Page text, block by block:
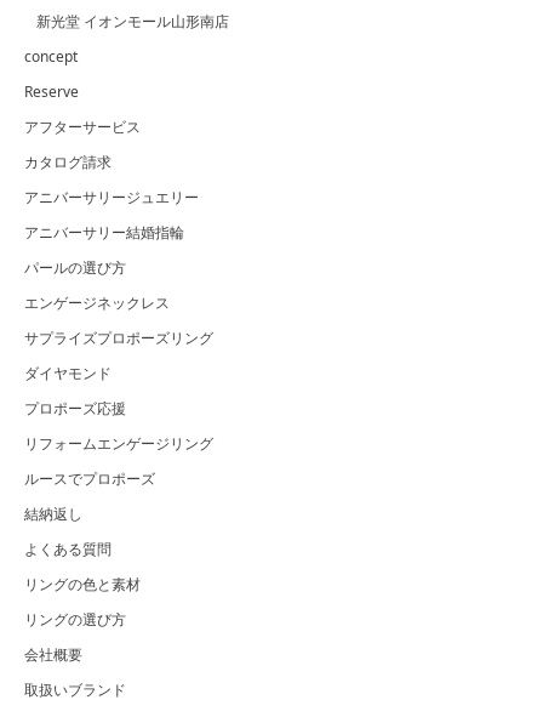
新光堂 イオンモール山形南店
concept
Reserve
アフターサービス
カタログ請求
アニバーサリージュエリー
アニバーサリー結婚指輪
パールの選び方
エンゲージネックレス
サプライズプロポーズリング
ダイヤモンド
プロポーズ応援
リフォームエンゲージリング
ルースでプロポーズ
結納返し
よくある質問
リングの色と素材
リングの選び方
会社概要
取扱いブランド